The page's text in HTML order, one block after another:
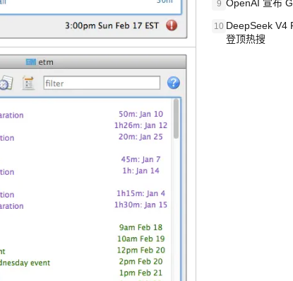
9 OpenAI 宣布
10 DeepSeek V4
登顶热搜